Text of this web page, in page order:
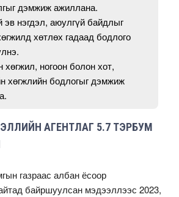
дэмжиж ажиллана.
эв нэгдэл, аюулгүй байдлыг
хөтлөх гадаад бодлого
хөгжил, ногоон болон хот,
хөгжлийн бодлогыг дэмжиж
АГЕНТЛАГ 5.7 ТЭРБУМ
газраас албан ёсоор
байршуулсан мэдээллээс 2023,